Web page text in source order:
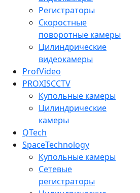
Регистраторы
Скоростные
поворотные камеры
Цилиндрические
видеокамеры
ProfVideo
PROXISCCTV
Купольные камеры
Цилиндрические
камеры
QTech
SpaceTechnology
Купольные камеры
Сетевые
регистраторы